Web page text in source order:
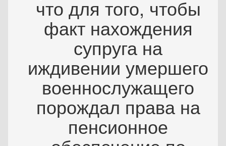
что для того, чтобы
факт нахождения
супруга на
иждивении умершего
военнослужащего
порождал права на
пенсионное